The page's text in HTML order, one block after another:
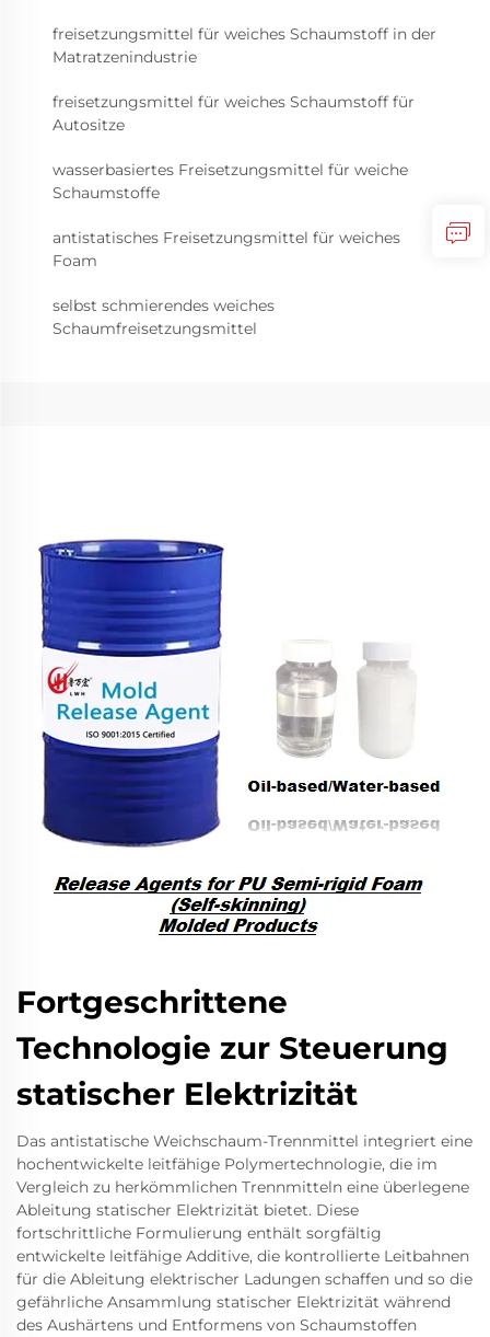
freisetzungsmittel für weiches Schaumstoff in der
Matratzenindustrie
freisetzungsmittel für weiches Schaumstoff für
Autositze
wasserbasiertes Freisetzungsmittel für weiche
Schaumstoffe
antistatisches Freisetzungsmittel für weiches
Foam
selbst schmierendes weiches
Schaumfreisetzungsmittel
Fortgeschrittene
Technologie zur Steuerung
statischer Elektrizität
Das antistatische Weichschaum-Trennmittel integriert eine
hochentwickelte leitfähige Polymertechnologie, die im
Vergleich zu herkömmlichen Trennmitteln eine überlegene
Ableitung statischer Elektrizität bietet. Diese
fortschrittliche Formulierung enthält sorgfältig
entwickelte leitfähige Additive, die kontrollierte Leitbahnen
für die Ableitung elektrischer Ladungen schaffen und so die
gefährliche Ansammlung statischer Elektrizität während
des Aushärtens und Entformens von Schaumstoffen